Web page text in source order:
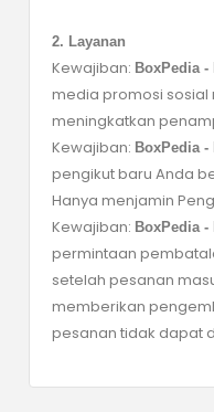
2. Layanan
Kewajiban: BoxPedia -
media promosi
meningkatkan
Kewajiban: BoxPedia -
pengikut baru Anda
Hanya menjamin
Kewajiban: BoxPedia -
permintaan
setelah pesanan
memberikan
pesanan tidak dapat